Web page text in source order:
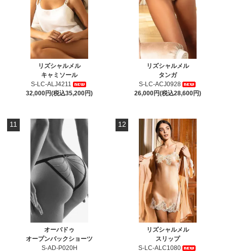
リズシャルメル
キャミソール
S-LC-ALJ4211
32,000円(税込35,200円)
リズシャルメル
タンガ
S-LC-ACJ0928
26,000円(税込28,600円)
11
オーバドゥ
オープンバックショーツ
S-AD-P020H
12
リズシャルメル
スリップ
S-LC-ALC1080